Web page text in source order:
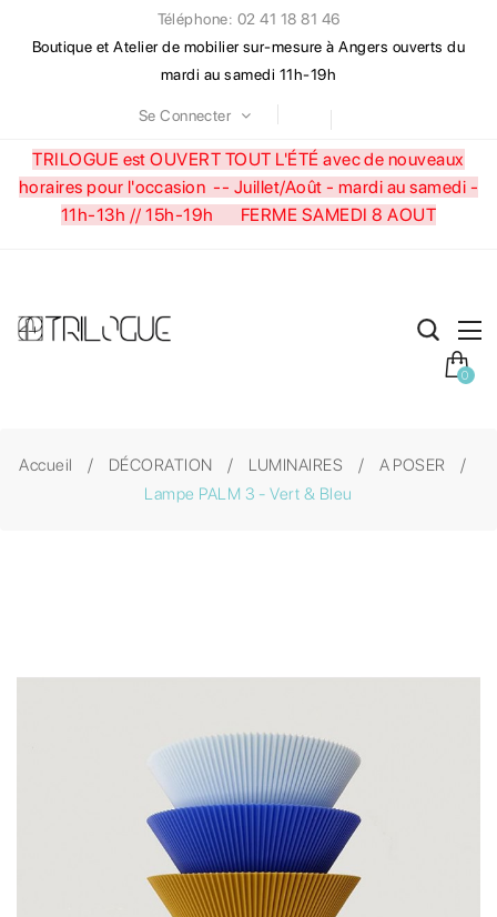
Téléphone: 02 41 18 81 46
Boutique et Atelier de mobilier sur-mesure à Angers ouverts du
mardi au samedi 11h-19h
Se Connecter
TRILOGUE est OUVERT TOUT L'ÉTÉ avec de nouveaux
horaires pour l'occasion -- Juillet/Août - mardi au samedi -
11h-13h // 15h-19h FERME SAMEDI 8 AOUT
0
Accueil DÉCORATION LUMINAIRES
A POSER
Lampe PALM 3 - Vert & Bleu